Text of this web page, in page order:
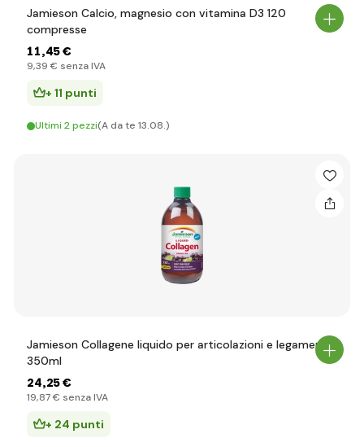
Jamieson Calcio, magnesio con vitamina D3 120
compresse
11,45 €
9,39 € senza IVA
+ 11 punti
Ultimi 2 pezzi(A da te 13.08.)
Jamieson Collagene liquido per articolazioni e legamenti
350ml
24,25 €
19,87 € senza IVA
+ 24 punti